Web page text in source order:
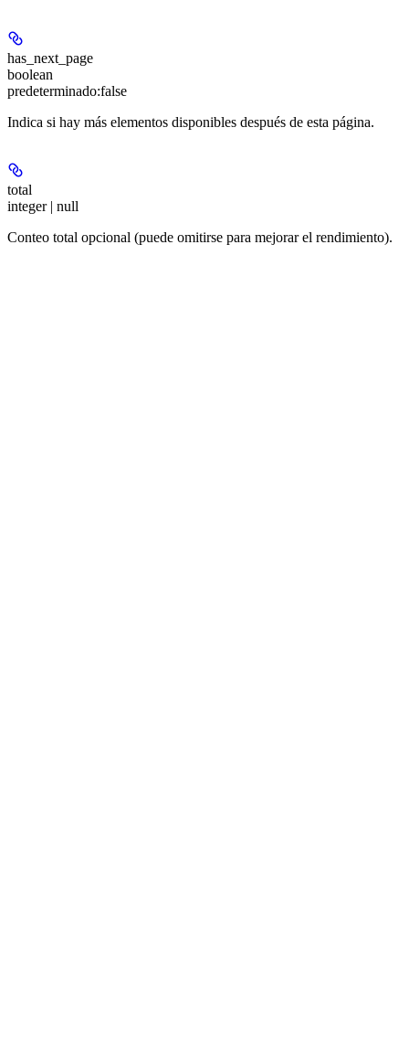
has_next_page
boolean
predeterminado:false
Indica si hay más elementos disponibles después de esta página.
total
integer | null
Conteo total opcional (puede omitirse para mejorar el rendimiento).